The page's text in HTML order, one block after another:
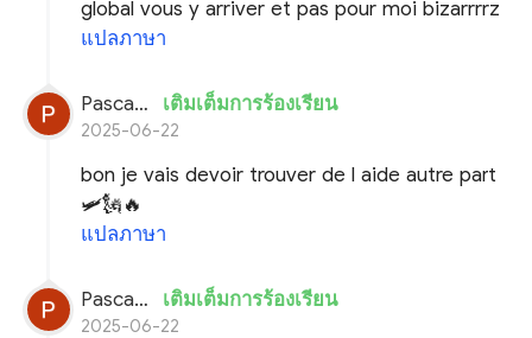
global vous y arriver et pas pour moi bizarrrrz
แปลภาษา
Pascal planchon เติมเต็มการร้องเรียน
2025-06-22
bon je vais devoir trouver de l aide autre part
🛩️🗽🔥
แปลภาษา
Pascal planchon เติมเต็มการร้องเรียน
2025-06-22